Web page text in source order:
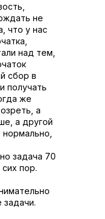
не
что у нас
над тем,
сбор в
получать
же
а
а другой
задача 70
пор.
задачи.